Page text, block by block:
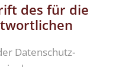
des für die
Datenschutz-